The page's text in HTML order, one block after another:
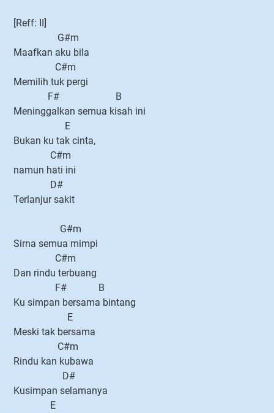
[Reff: II]
G#m
Maafkan aku bila
C#m
Memilih tuk pergi
F# B
Meninggalkan semua kisah ini
E
Bukan ku tak cinta,
C#m
namun hati ini
D#
Terlanjur sakit
G#m
Sirna semua mimpi
C#m
Dan rindu terbuang
F# B
Ku simpan bersama bintang
E
Meski tak bersama
C#m
Rindu kan kubawa
D#
Kusimpan selamanya
E